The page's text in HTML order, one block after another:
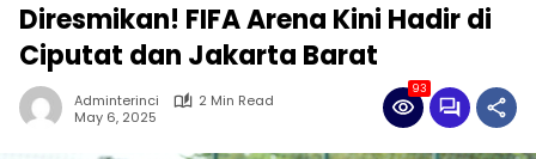
Diresmikan! FIFA Arena Kini Hadir di
Ciputat dan Jakarta Barat
Adminterinci
2 Min Read
May 6, 2025
93